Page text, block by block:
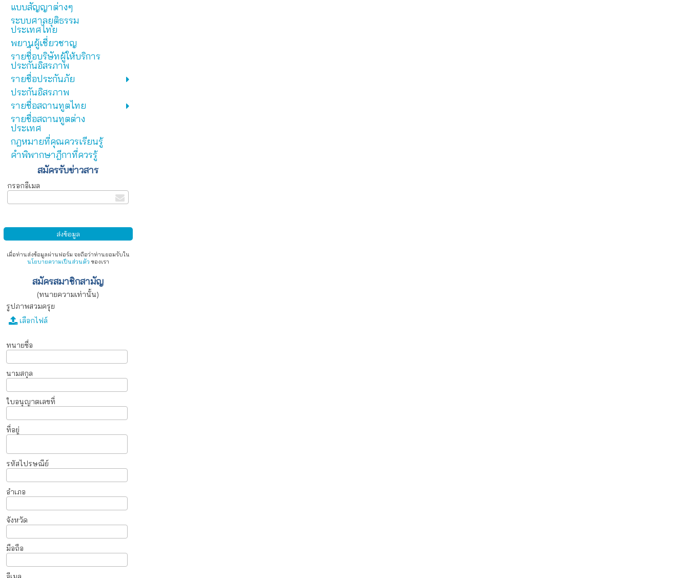
แบบสัญญาต่างๆ
ระบบศาลยุติธรรม
ประเทศไทย
พยานผู้เชี่ยวชาญ
รายชื่ีอบริษัทผู้ให้บริการ
ประกันอิสรภาพ
รายชื่อประกันภัย
ประกันอิสรภาพ
รายชื่อสถานทูตไทย
รายชื่อสถานทูตต่าง
ประเทศ
กฎหมายที่คุณควรเรียนรู้
คำพิพากษาฎีกาที่ควรรู้
สมัครรับข่าวสาร
กรอกอีเมล
เมื่อท่านส่งข้อมูลผ่านฟอร์ม จะถือว่าท่านยอมรับใน
นโยบายความเป็นส่วนตัว ของเรา
สมัครสมาชิกสามัญ
(ทนายความเท่านั้น)
รูปภาพสวมครุย
เลือกไฟล์
ทนายชื่อ
นามสกุล
ใบอนุญาตเลขที่
ที่อยู่
รหัสไปรษณีย์
อำเภอ
จังหวัด
มือถือ